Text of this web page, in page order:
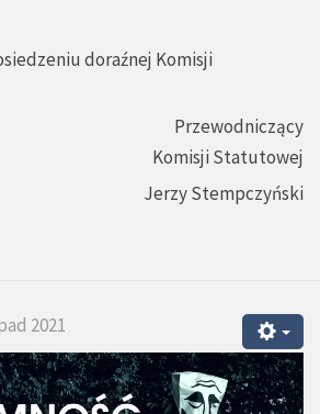
doraźnej Komisji
Przewodniczący
Komisji Statutowej
Jerzy Stempczyński
2021